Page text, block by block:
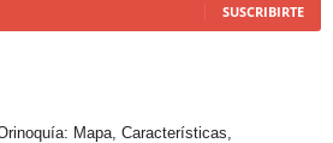
SUSCRIBIRTE
Mapa, Características,